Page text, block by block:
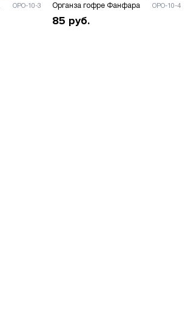
ОРО-10-3 Органза гофре Фанфара ОРО-10-4
85 руб.